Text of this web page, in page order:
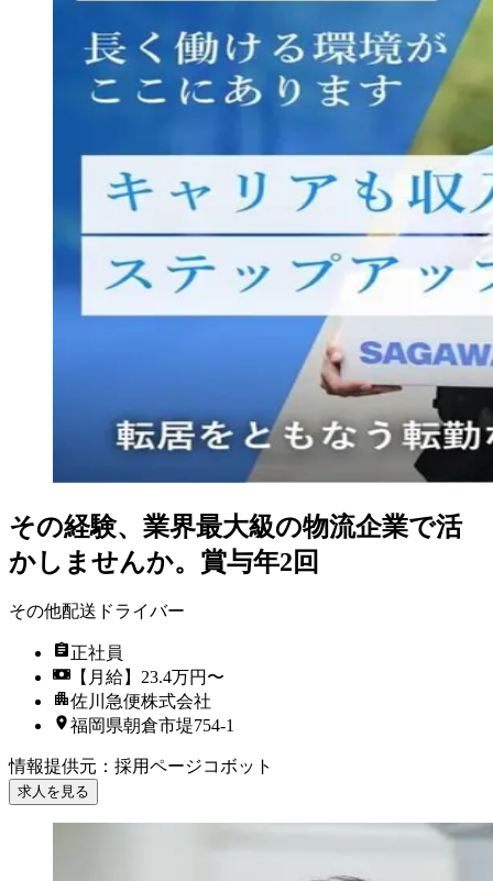
その経験、業界最大級の物流企業で活
かしませんか。賞与年2回
その他配送ドライバー
正社員
【月給】23.4万円〜
佐川急便株式会社
福岡県朝倉市堤754-1
情報提供元 ： 採用ページコボット
求人を見る